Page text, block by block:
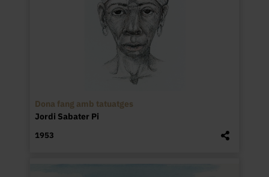
Dona fang amb tatuatges
Jordi Sabater Pi
1953